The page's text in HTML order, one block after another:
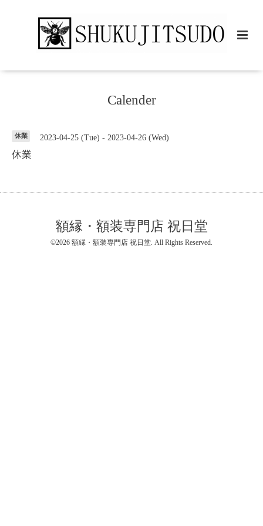
Calender
休業 2023-04-25 (Tue) - 2023-04-26 (Wed)
休業
額縁・額装専門店 祝日堂
©2026 額縁・額装専門店 祝日堂 . All Rights Reserved.